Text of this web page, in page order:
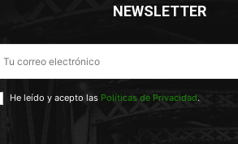
NEWSLETTER
He leído y acepto las Políticas de Privacidad.